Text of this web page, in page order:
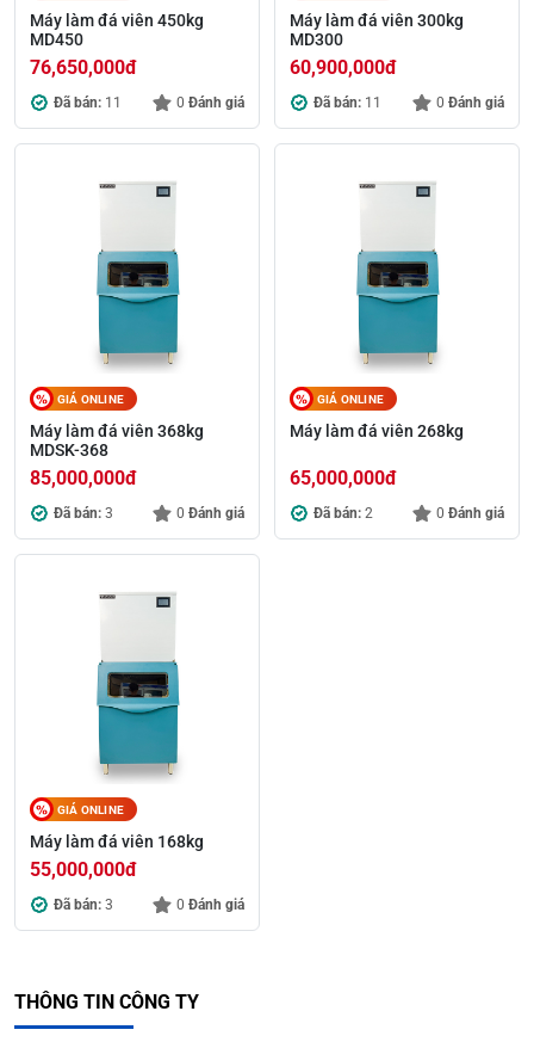
Máy làm đá viên 450kg
MD450
76,650,000đ
Đã bán: 11 0 Đánh giá
Máy làm đá viên 300kg
MD300
60,900,000đ
Đã bán: 11 0 Đánh giá
GIÁ ONLINE
Máy làm đá viên 368kg
MDSK-368
85,000,000đ
Đã bán: 3 0 Đánh giá
GIÁ ONLINE
Máy làm đá viên 268kg
65,000,000đ
Đã bán: 2 0 Đánh giá
GIÁ ONLINE
Máy làm đá viên 168kg
55,000,000đ
Đã bán: 3 0 Đánh giá
THÔNG TIN CÔNG TY